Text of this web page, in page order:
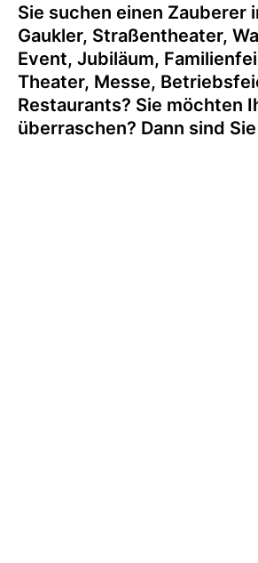
Sie suchen einen Zauberer
Gaukler, Straßentheater,
Event, Jubiläum,
Theater, Messe,
Restaurants? Sie möchten
überraschen? Dann sind